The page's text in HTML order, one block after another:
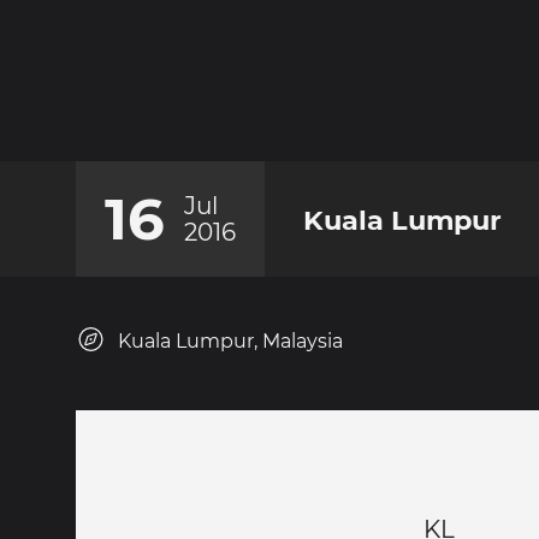
16
Jul
2016
Kuala Lumpur
Kuala Lumpur, Malaysia
KL